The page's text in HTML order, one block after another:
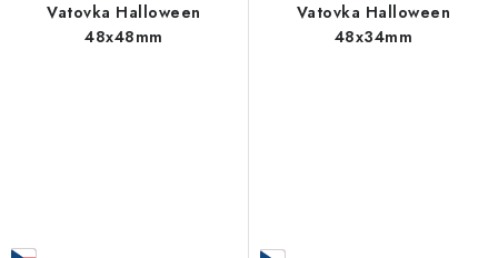
Vatovka Halloween
48x48mm
Vatovka Halloween
48x34mm